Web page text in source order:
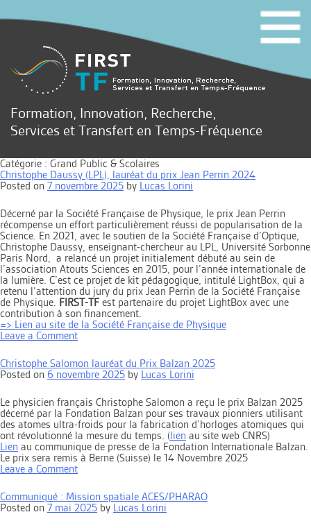
Formation, Innovation, Recherche,
Services et Transfert en Temps-Fréquence
Catégorie : Grand Public & Scolaires
Christophe Daussy (LPL), lauréat du prix Jean Perrin 2024
Posted on 7 novembre 2025 by Lucas Lorini
Décerné par la Société Française de Physique, le prix Jean Perrin
récompense un effort particulièrement réussi de popularisation de la
Science. En 2021, avec le soutien de la Société Française d’Optique,
Christophe Daussy, enseignant-chercheur au LPL, Université Sorbonne
Paris Nord, a relancé un projet initialement débuté au sein de
l’association Atouts Sciences en 2015, pour l’année internationale de
la lumière. C’est ce projet de kit pédagogique, intitulé LightBox, qui a
retenu l’attention du jury du prix Jean Perrin de la Société Française
de Physique. FIRST-TF est partenaire du projet LightBox avec une
contribution à son financement.
=> Lien au site de la Société Française de Physique
Leave a Commenton
Daussy
(LPL),
lauréat
prix
Jean
Perrin
2024
Christophe Salomon lauréat du Prix Balzan 2025
Posted on 6 novembre 2025 by Lucas Lorini
Le physicien français Christophe Salomon a reçu le prix Balzan 2025
décerné par la Fondation Balzan pour ses travaux pionniers utilisant
des atomes ultra-froids pour la fabrication d’horloges atomiques qui
ont révolutionné la mesure du temps. ( lien au site web CNRS)
Lien au communique de presse de la Fondation Internationale Balzan.
Le prix sera remis à Berne (Suisse) le 14 Novembre 2025
Leave a Commenton
Salomon
lauréat
du
Communiqué : Mission spatiale ACES/PHARAO
Posted on 7 mai 2025 by Lucas Lorini